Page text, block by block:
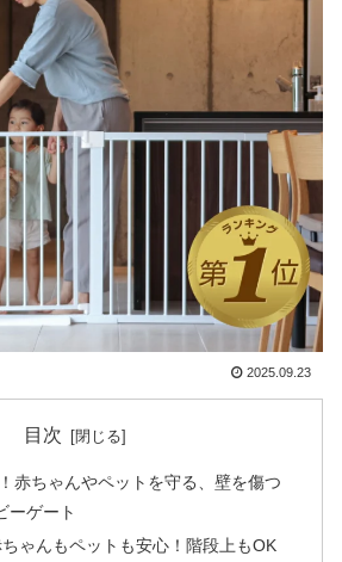
2025.09.23
目次
赤ちゃんやペットを守る、壁を傷つ
ーゲート
ゃんもペットも安心！階段上もOK